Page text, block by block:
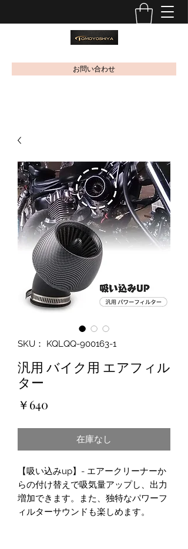
お問い合わせ
SKU： KQLQQ-900163-1
汎用 バイク用 エアフィル
ター
￥640
在庫なし
【吸い込みup】- エアークリーナーか
らの付け替えで吸気量アップし、出力
増加できます。また、独特なパワーフ
ィルターサウンドも楽しめます。